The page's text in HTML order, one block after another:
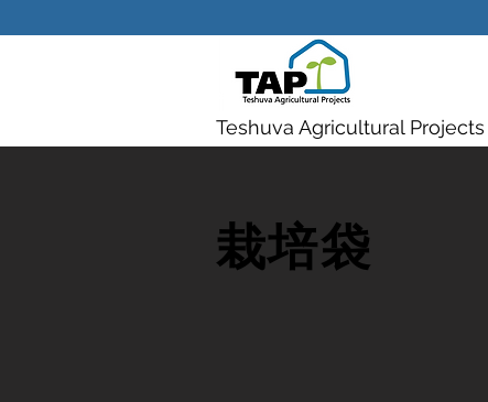
Teshuva Agricultural Projects
栽培袋